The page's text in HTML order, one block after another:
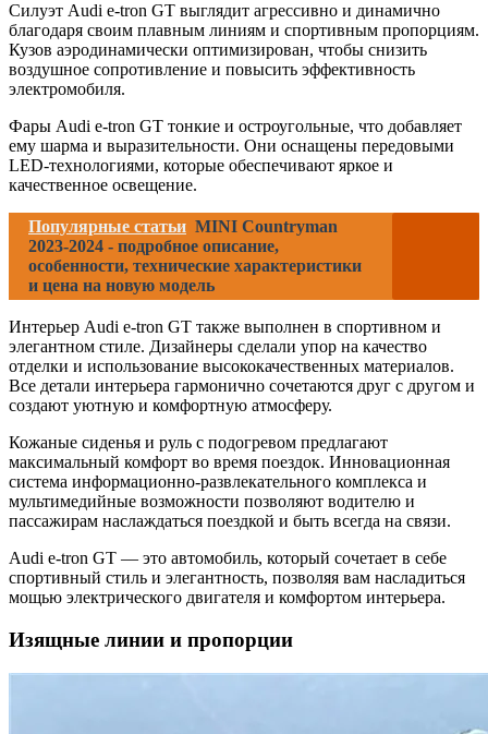
Силуэт Audi e-tron GT выглядит агрессивно и динамично
благодаря своим плавным линиям и спортивным пропорциям.
Кузов аэродинамически оптимизирован, чтобы снизить
воздушное сопротивление и повысить эффективность
электромобиля.
Фары Audi e-tron GT тонкие и остроугольные, что добавляет
ему шарма и выразительности. Они оснащены передовыми
LED-технологиями, которые обеспечивают яркое и
качественное освещение.
Популярные статьи MINI Countryman
2023-2024 - подробное описание,
особенности, технические характеристики
и цена на новую модель
Интерьер Audi e-tron GT также выполнен в спортивном и
элегантном стиле. Дизайнеры сделали упор на качество
отделки и использование высококачественных материалов.
Все детали интерьера гармонично сочетаются друг с другом и
создают уютную и комфортную атмосферу.
Кожаные сиденья и руль с подогревом предлагают
максимальный комфорт во время поездок. Инновационная
система информационно-развлекательного комплекса и
мультимедийные возможности позволяют водителю и
пассажирам наслаждаться поездкой и быть всегда на связи.
Audi e-tron GT — это автомобиль, который сочетает в себе
спортивный стиль и элегантность, позволяя вам насладиться
мощью электрического двигателя и комфортом интерьера.
Изящные линии и пропорции